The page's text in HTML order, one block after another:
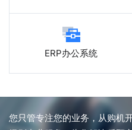
ERP办公系统
您只管专注您的业务，从购机